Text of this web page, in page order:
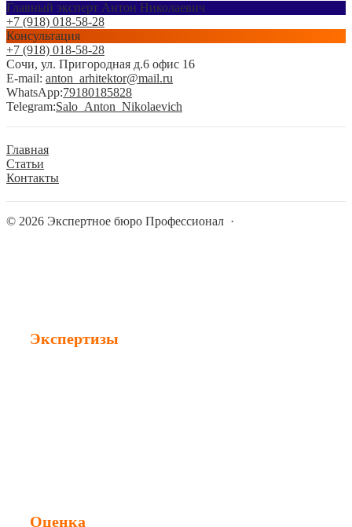
Главный эксперт Антон Николаевич
+7 (918) 018-58-28
Консультация
+7 (918) 018-58-28
Сочи, ул. Пригородная д.6 офис 16
E-mail: anton_arhitektor@mail.ru
WhatsApp:79180185828
Telegram:Salo_Anton_Nikolaevich
Главная
Статьи
Контакты
© 2026 Экспертное бюро Профессионал ·
Экспертизы
Оценка